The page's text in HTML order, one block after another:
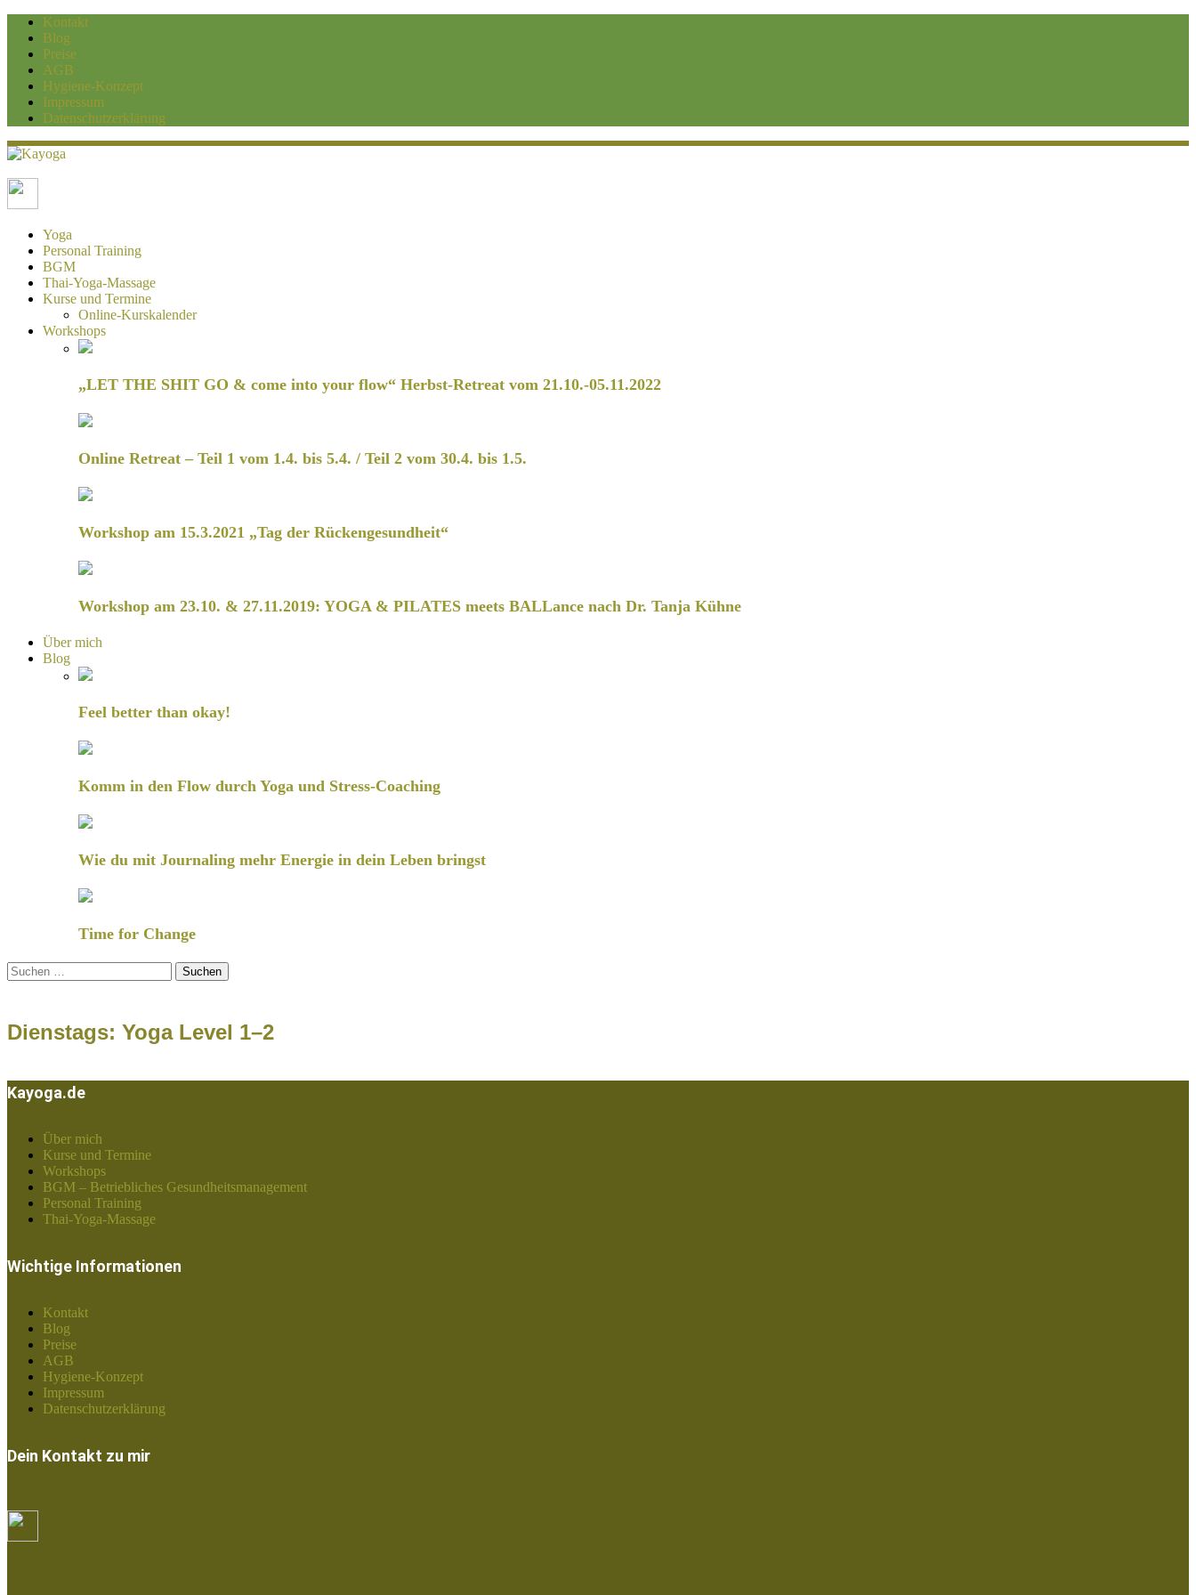
Kontakt
Blog
Preise
AGB
Hygiene-Konzept
Impressum
Datenschutzerklärung
Kayoga
Yoga und Personaltraining Duisburg
Yoga
Personal Training
BGM
Thai-Yoga-Massage
Kurse und Termine
Online-Kurskalender
Workshops
„LET THE SHIT GO & come into your flow“ Herbst-Retreat vom 21.10.-05.11.2022
Online Retreat – Teil 1 vom 1.4. bis 5.4. / Teil 2 vom 30.4. bis 1.5.
Workshop am 15.3.2021 „Tag der Rückengesundheit“
Workshop am 23.10. & 27.11.2019: YOGA & PILATES meets BALLance nach Dr. Tanja Kühne
Über mich
Blog
Feel better than okay!
Komm in den Flow durch Yoga und Stress-Coaching
Wie du mit Journaling mehr Energie in dein Leben bringst
Time for Change
Suchen
nach:
Dienstags: Yoga Level 1–2
Kayoga.de
Über mich
Kurse und Termine
Workshops
BGM – Betriebliches Gesundheitsmanagement
Personal Training
Thai-Yoga-Massage
Wichtige Informationen
Kontakt
Blog
Preise
AGB
Hygiene-Konzept
Impressum
Datenschutzerklärung
Dein Kontakt zu mir